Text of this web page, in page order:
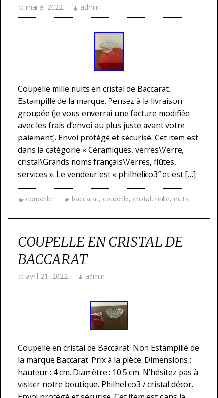
mai 9, 2022 admin
Coupelle mille nuits en cristal de Baccarat.
Estampillé de la marque. Pensez à la livraison
groupée (je vous enverrai une facture modifiée
avec les frais d’envoi au plus juste avant votre
paiement). Envoi protégé et sécurisé. Cet item est
dans la catégorie « Céramiques, verres\Verre,
cristal\Grands noms français\Verres, flûtes,
services ». Le vendeur est « philhelico3″ et est […]
coupelle baccarat, coupelle, cristal, mille, nuits
COUPELLE EN CRISTAL DE
BACCARAT
avril 21, 2022 admin
Coupelle en cristal de Baccarat. Non Estampillé de
la marque Baccarat. Prix à la pièce. Dimensions :
hauteur : 4 cm. Diamètre : 10.5 cm. N’hésitez pas à
visiter notre boutique. Philhelico3 / cristal décor.